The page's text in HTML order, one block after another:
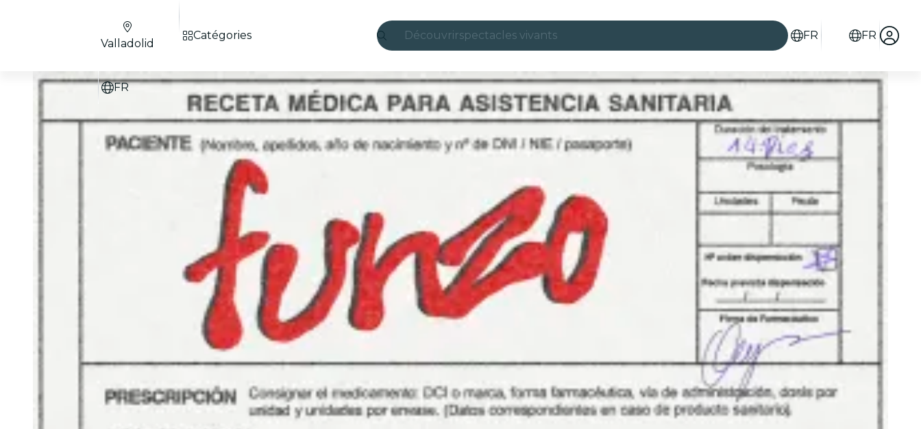
Découvrirspectacles vivants
Candlelight
Londres
expériences et villes
expositions
Séoul
visites urbaines
concerts
cinéma
FR FR
Valladolid
FR
Catégories